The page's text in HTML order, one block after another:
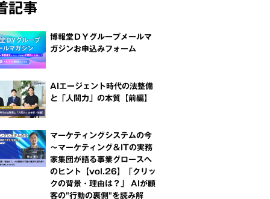
記事
博報堂ＤＹグループメールマ
ガジンお申込みフォーム
AIエージェント時代の法整備
と「人間力」の本質【前編】
マーケティングシステムの今
～マーケティング＆ITの実務
家集団が語る事業グロースへ
のヒント【vol.26】「クリッ
クの背景・理由は？」 AIが顧
客の"行動の裏側"を読み解